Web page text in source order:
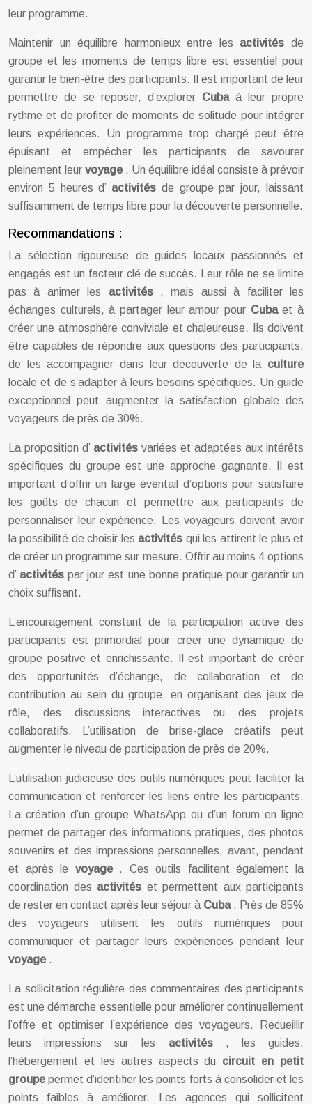
leur programme.
Maintenir un équilibre harmonieux entre les activitésde
groupe et les moments de temps libre est essentiel pour
garantir le bien-être des participants. Il est important de leur
permettre de se reposer, d’explorer Cuba à leur propre
rythme et de profiter de moments de solitude pour intégrer
leurs expériences. Un programme trop chargé peut être
épuisant et empêcher les participants de savourer
pleinement leur voyage . Un équilibre idéal consiste à prévoir
environ 5 heures d’ activités de groupe par jour, laissant
suffisamment de temps libre pour la découverte personnelle.
Recommandations :
La sélection rigoureuse de guides locaux passionnés et
engagés est un facteur clé de succès. Leur rôle ne se limite
pas à animer les activités , mais aussi à faciliter les
échanges culturels, à partager leur amour pour Cubaet à
créer une atmosphère conviviale et chaleureuse. Ils doivent
être capables de répondre aux questions des participants,
de les accompagner dans leur découverte de la culture
locale et de s’adapter à leurs besoins spécifiques. Un guide
exceptionnel peut augmenter la satisfaction globale des
voyageurs de près de 30%.
La proposition d’ activités variées et adaptées aux intérêts
spécifiques du groupe est une approche gagnante. Il est
important d’offrir un large éventail d’options pour satisfaire
les goûts de chacun et permettre aux participants de
personnaliser leur expérience. Les voyageurs doivent avoir
la possibilité de choisir les activités qui les attirent le plus et
de créer un programme sur mesure. Offrir au moins 4 options
d’ activitéspar jour est une bonne pratique pour garantir un
choix suffisant.
L’encouragement constant de la participation active des
participants est primordial pour créer une dynamique de
groupe positive et enrichissante. Il est important de créer
des opportunités d’échange, de collaboration et de
contribution au sein du groupe, en organisant des jeux de
rôle, des discussions interactives ou des projets
collaboratifs. L’utilisation de brise-glace créatifs peut
augmenter le niveau de participation de près de 20%.
L’utilisation judicieuse des outils numériques peut faciliter la
communication et renforcer les liens entre les participants.
La création d’un groupe WhatsApp ou d’un forum en ligne
permet de partager des informations pratiques, des photos
souvenirs et des impressions personnelles, avant, pendant
et après le voyage . Ces outils facilitent également la
coordination des activités et permettent aux participants
de rester en contact après leur séjour à Cuba . Près de 85%
des voyageurs utilisent les outils numériques pour
communiquer et partager leurs expériences pendant leur
voyage .
La sollicitation régulière des commentaires des participants
est une démarche essentielle pour améliorer continuellement
l’offre et optimiser l’expérience des voyageurs. Recueillir
leurs impressions sur les activités , les guides,
l’hébergement et les autres aspects du circuit en petit
groupepermet d’identifier les points forts à consolider et les
points faibles à améliorer. Les agences qui sollicitent